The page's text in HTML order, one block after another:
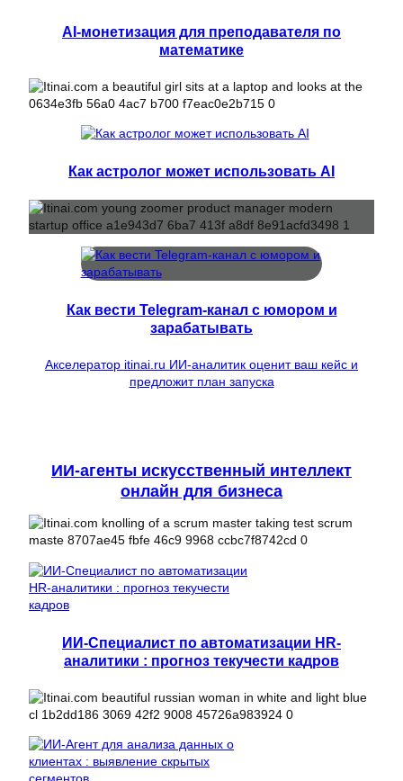
AI-монетизация для преподавателя по
математике
Как астролог может использовать AI
Как вести Telegram-канал с юмором и
зарабатывать
Акселератор itinai.ru ИИ-аналитик оценит ваш кейс и
предложит план запуска
ИИ-агенты искусственный интеллект
онлайн для бизнеса
ИИ-Специалист по автоматизации HR-
аналитики : прогноз текучести кадров